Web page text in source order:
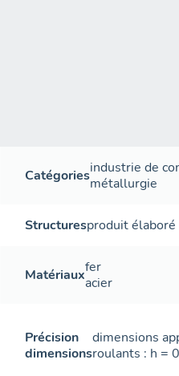
Catégoriesindustrie de
métallurgie
Structuresproduit
Matériauxfer
acier
Précision
dimensions
dimensions
roulants : h =